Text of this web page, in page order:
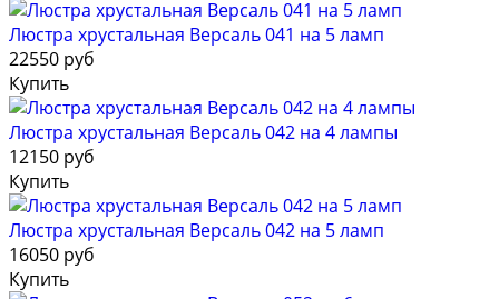
Люстра хрустальная Версаль 041 на 5 ламп
22550 руб
Купить
Люстра хрустальная Версаль 042 на 4 лампы
12150 руб
Купить
Люстра хрустальная Версаль 042 на 5 ламп
16050 руб
Купить